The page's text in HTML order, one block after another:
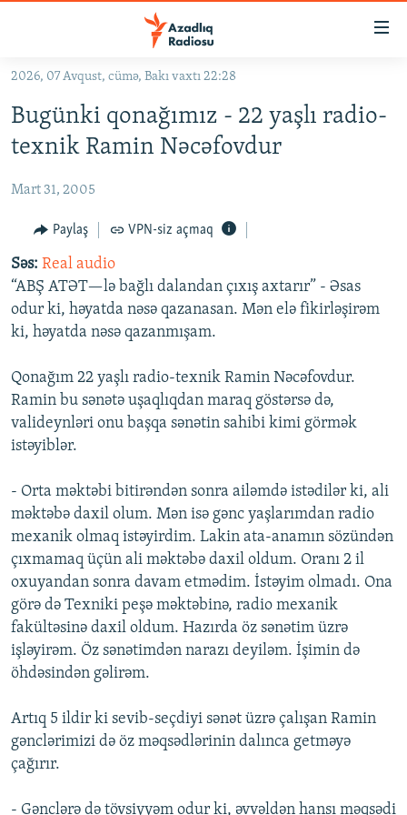
Əsas
qayıt
Əsas
qayıt
#İZAHLA
#ƏSLINDƏ
FƏRQƏ BAX
QANUNI DOĞRU
ARAŞDIRMA
MULTIMEDIA
FOTOQALEREYA
İNFOQRAFIKA
KARIKATURA
OXU ZALI
AZƏRBAYCAN ƏDƏBIYYATI KITABXANASI
İSLAM VƏ DEMOKRATIYA
İZ - MƏDƏNIYYƏT PROQRAMI
HAQQIMIZDA
MISSIYAMIZ
PEŞƏ ETIKASI VƏ JURNALISTIKA STANDARTLARIMIZ
MATERIALLARIMIZDAN ISTIFADƏ
AZADLIQRADIOSU MOBIL TELEFONUNUZDA
BIZIMLƏ ƏLAQƏ
XƏBƏR BÜLLETENLƏRIMIZ
BIZI IZLƏ
RFE/RL-in bütün saytları
2026, 07 Avqust, cümə, Bakı vaxtı 22:28
Bugünki qonağımız - 22 yaşlı radio-
texnik Ramin Nəcəfovdur
Mart 31, 2005
Paylaş VPN-siz açmaq
Səs: Real audio
“ABŞ ATƏT—lə bağlı dalandan çıxış axtarır” - Əsas
odur ki, həyatda nəsə qazanasan. Mən elə fikirləşirəm
ki, həyatda nəsə qazanmışam.
Qonağım 22 yaşlı radio-texnik Ramin Nəcəfovdur.
Ramin bu sənətə uşaqlıqdan maraq göstərsə də,
valideynləri onu başqa sənətin sahibi kimi görmək
istəyiblər.
- Orta məktəbi bitirəndən sonra ailəmdə istədilər ki, ali
məktəbə daxil olum. Mən isə gənc yaşlarımdan radio
mexanik olmaq istəyirdim. Lakin ata-anamın sözündən
çıxmamaq üçün ali məktəbə daxil oldum. Oranı 2 il
oxuyandan sonra davam etmədim. İstəyim olmadı. Ona
görə də Texniki peşə məktəbinə, radio mexanik
fakültəsinə daxil oldum. Hazırda öz sənətim üzrə
işləyirəm. Öz sənətimdən narazı deyiləm. İşimin də
öhdəsindən gəlirəm.
Artıq 5 ildir ki sevib-seçdiyi sənət üzrə çalışan Ramin
gənclərimizi də öz məqsədlərinin dalınca getməyə
çağırır.
- Gənclərə də tövsiyyəm odur ki, əvvəldən hansı məqsədi